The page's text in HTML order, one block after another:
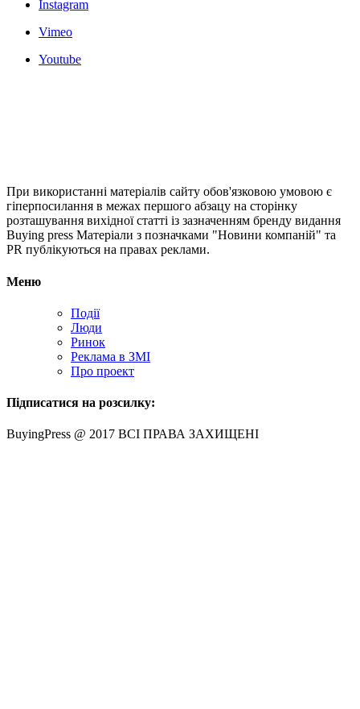
Instagram
Vimeo
Youtube
При використанні матеріалів сайту обов'язковою умовою є
гіперпосилання в межах першого абзацу на сторінку
розташування вихідної статті із зазначенням бренду видання
Buying press Матеріали з позначками "Новини компаній" та
PR публікуються на правах реклами.
Меню
Події
Люди
Ринок
Реклама в ЗМІ
Про проект
Підписатися на розсилку:
BuyingPress @ 2017 ВСІ ПРАВА ЗАХИЩЕНІ